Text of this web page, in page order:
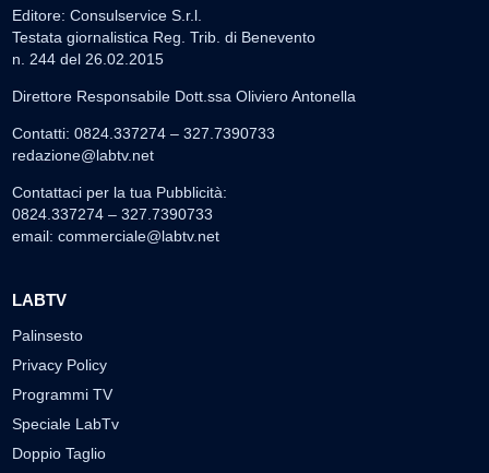
Editore: Consulservice S.r.l.
Testata giornalistica Reg. Trib. di Benevento
n. 244 del 26.02.2015
Direttore Responsabile Dott.ssa Oliviero Antonella
Contatti: 0824.337274 – 327.7390733
redazione@labtv.net
Contattaci per la tua Pubblicità:
0824.337274 – 327.7390733
email: commerciale@labtv.net
LABTV
Palinsesto
Privacy Policy
Programmi TV
Speciale LabTv
Doppio Taglio